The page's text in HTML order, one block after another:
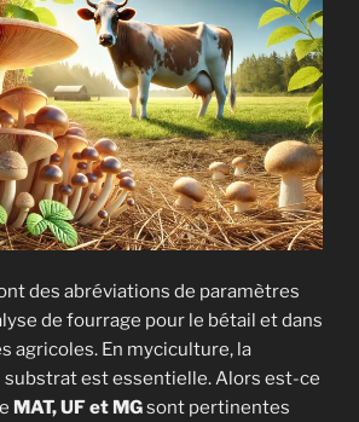
à
champignons
? »
des abréviations de paramètres
de fourrage pour le bétail et dans
agricoles. En myciculture, la
substrat est essentielle. Alors est-ce
MAT, UF et MGsont pertinentes